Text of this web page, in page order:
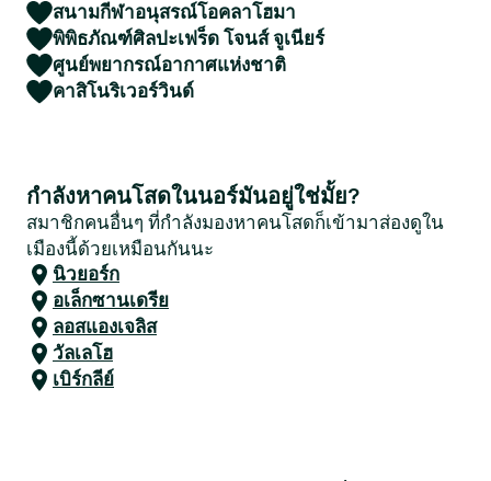
สนามกีฬาอนุสรณ์โอคลาโฮมา
พิพิธภัณฑ์ศิลปะเฟร็ด โจนส์ จูเนียร์
ศูนย์พยากรณ์อากาศแห่งชาติ
คาสิโนริเวอร์วินด์
กำลังหาคนโสดในนอร์มันอยู่ใช่มั้ย?
สมาชิกคนอื่นๆ ที่กำลังมองหาคนโสดก็เข้ามาส่องดูใน
เมืองนี้ด้วยเหมือนกันนะ
นิวยอร์ก
อเล็กซานเดรีย
ลอสแองเจลิส
วัลเลโฮ
เบิร์กลีย์